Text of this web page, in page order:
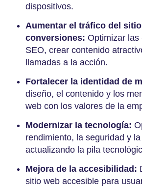
dispositivos.
Aumentar el tráfico del
conversiones: Optimizar las
SEO, crear contenido
llamadas a la acción.
Fortalecer la identidad de
diseño, el contenido y los
web con los valores de la
Modernizar la tecnología:
rendimiento, la seguridad y
actualizando la pila
Mejora de la accesibilidad:
sitio web accesible para